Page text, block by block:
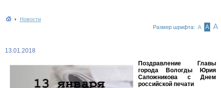
Новости
Размер шрифта: А А А
13.01.2018
Поздравление Главы
города Вологды Юрия
Сапожникова с Днем
российской печати